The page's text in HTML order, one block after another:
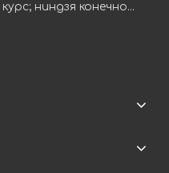
ниндзя конечно...